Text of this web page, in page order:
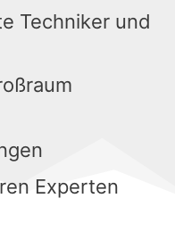
Techniker und
Experten